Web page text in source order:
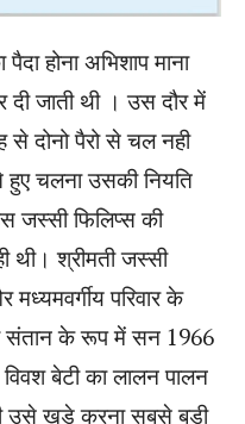
होना अभिशाप माना
दी जाती थी । उस दौर में
से दोनो पैरो से चल नही
हुए चलना उसकी नियति
जस्सी फिलिप्स की
थी। श्रीमती जस्सी
मध्यमवर्गीय परिवार के
संतान के रूप में सन 1966
बेटी का लालन पालन
उसे खड़े करना सबसे बड़ी